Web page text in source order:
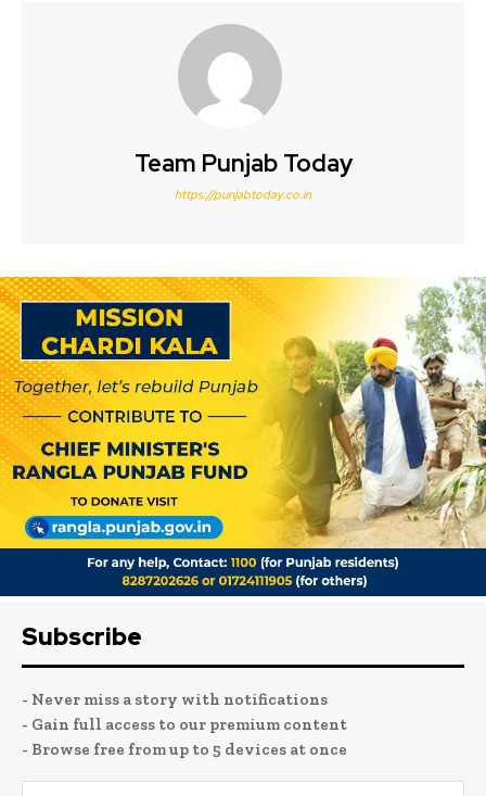
Team Punjab Today
https://punjabtoday.co.in
Subscribe
- Never miss a story with notifications
- Gain full access to our premium content
- Browse free from up to 5 devices at once